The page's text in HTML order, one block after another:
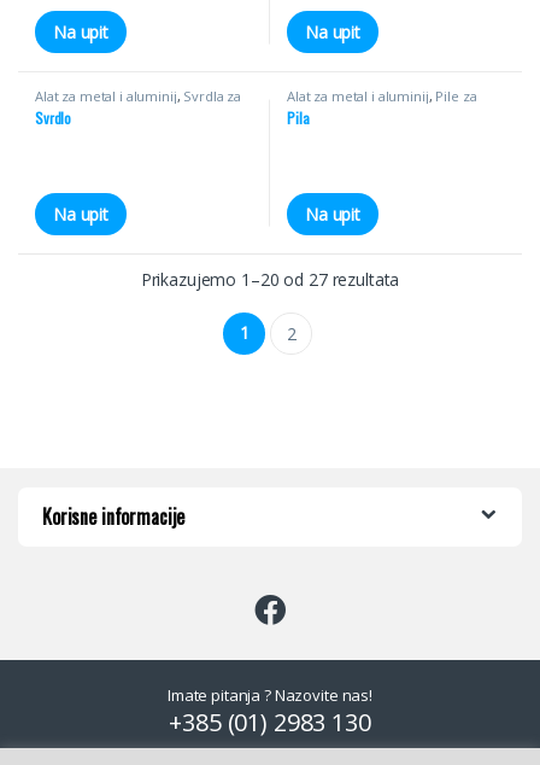
Na upit Na upit
Alat za metal i aluminij, Svrdla za
aluminij
Svrdlo
Na upit
Alat za metal i aluminij, Pile za
aluminij
Pila
Na upit
Prikazujemo 1–20 od 27 rezultata
1 2
Korisne informacije
Imate pitanja ? Nazovite nas!
+385 (01) 2983 130